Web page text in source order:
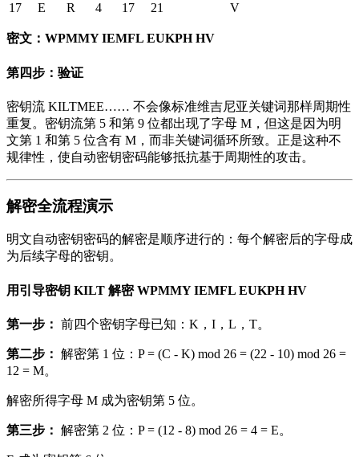
17
E R 4 17 21 V
密文：WPMMY IEMFL EUKPH HV
第四步：验证
密钥流 KILTMEE…… 不会像标准维吉尼亚关键词那样周期性
重复。密钥流第 5 和第 9 位都出现了字母 M，但这是因为明
文第 1 和第 5 位含有 M，而非关键词循环所致。正是这种不
规律性，使自动密钥密码能够抵抗基于周期性的攻击。
解密全流程演示
明文自动密钥密码的解密是顺序进行的：每个解密后的字母成
为后续字母的密钥。
用引导密钥 KILT 解密 WPMMY IEMFL EUKPH HV
第一步： 前四个密钥字母已知：K，I，L，T。
第二步： 解密第 1 位：P = (C - K) mod 26 = (22 - 10) mod 26 =
12 = M。
解密所得字母 M 成为密钥第 5 位。
第三步： 解密第 2 位：P = (12 - 8) mod 26 = 4 = E。